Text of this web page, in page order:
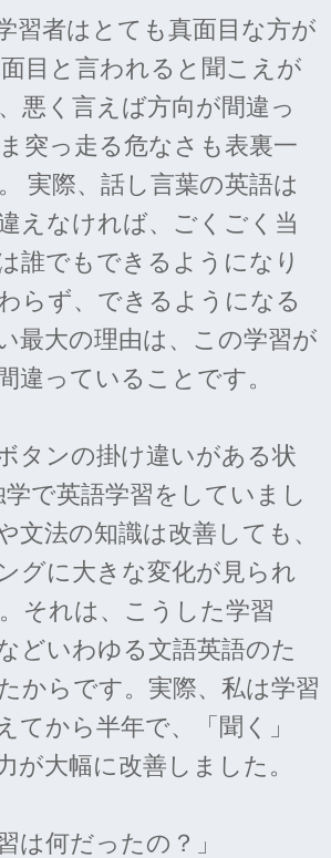
習者はとても真面目な方が
目と言われると聞こえが
悪く言えば方向が間違っ
突っ走る危なさも表裏一
実際、話し言葉の英語は
えなければ、ごくごく当
誰でもできるようになり
らず、できるようになる
最大の理由は、この学習が
違っていることです。
タンの掛け違いがある状
で英語学習をしていまし
文法の知識は改善しても、
グに大きな変化が見られ
それは、こうした学習
どいわゆる文語英語のた
からです。実際、私は学習
てから半年で、「聞く」
が大幅に改善しました。
は何だったの？」